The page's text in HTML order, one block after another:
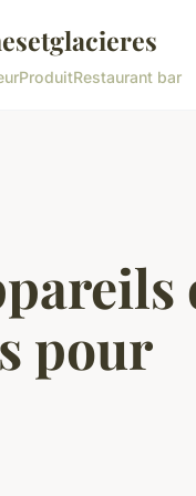
ProduitRestaurant bar
pour